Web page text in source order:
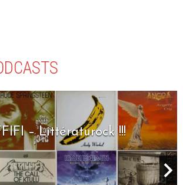
– Littératurock !!!